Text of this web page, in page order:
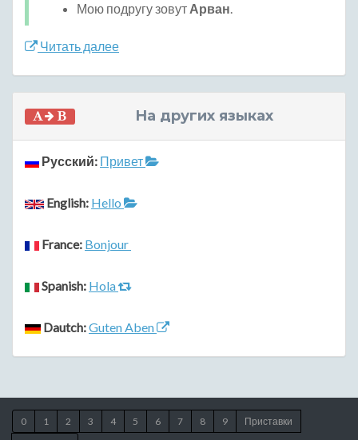
Мою подругу зовут Арван.
Читать далее
На других языках
Русский: Привет
English: Hello
France: Bonjour
Spanish: Hola
Dautch:Guten Aben
0 1 2 3 4 5 6 7 8 9
Приставки